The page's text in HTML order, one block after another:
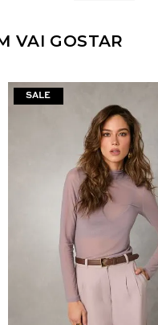
VAI GOSTAR